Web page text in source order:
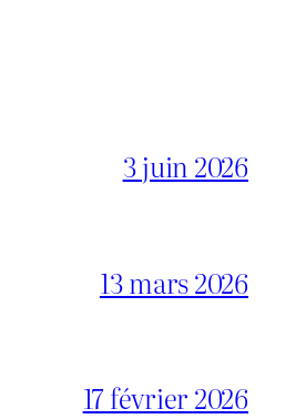
3 juin 2026
13 mars 2026
17 février 2026